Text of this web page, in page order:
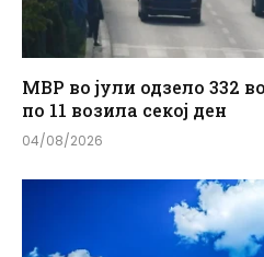
МВР во јули одзело 332
по 11 возила секој ден
04/08/2026